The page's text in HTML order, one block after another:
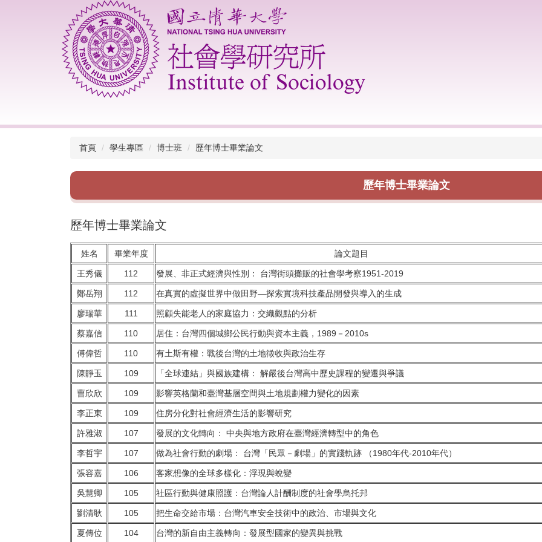
首頁 學生專區 博士班 歷年博士畢業論文
歷年博士畢業論文
歷年博士畢業論文
姓名 畢業年度 論文題目
王秀儀 112 發展、非正式經濟與性別： 台灣街頭攤販的社會學考察1951-2019
鄭岳翔 112 在真實的虛擬世界中做田野—探索實境科技產品開發與導入的生成
廖瑞華 111 照顧失能老人的家庭協力：交織觀點的分析
蔡嘉信 110 居住：台灣四個城鄉公民行動與資本主義，1989－2010s
傅偉哲 110 有土斯有權：戰後台灣的土地徵收與政治生存
陳靜玉 109 「全球連結」與國族建構： 解嚴後台灣高中歷史課程的變遷與爭議
曹欣欣 109 影響英格蘭和臺灣基層空間與土地規劃權力變化的因素
李正東 109 住房分化對社會經濟生活的影響研究
許雅淑 107 發展的文化轉向： 中央與地方政府在臺灣經濟轉型中的角色
李哲宇 107 做為社會行動的劇場： 台灣「民眾－劇場」的實踐軌跡 （1980年代-2010年代）
張容嘉 106 客家想像的全球多樣化：浮現與蛻變
吳慧卿 105 社區行動與健康照護：台灣論人計酬制度的社會學烏托邦
劉清耿 105 把生命交給市場：台灣汽車安全技術中的政治、市場與文化
夏傳位 104 台灣的新自由主義轉向：發展型國家的變異與挑戰